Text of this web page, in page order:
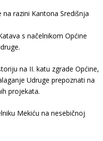
razini Kantona Središnja
s načelnikom Općine
na II. katu zgrade Općine,
Udruge prepoznati na
projekata.
Mekiću na nesebičnoj